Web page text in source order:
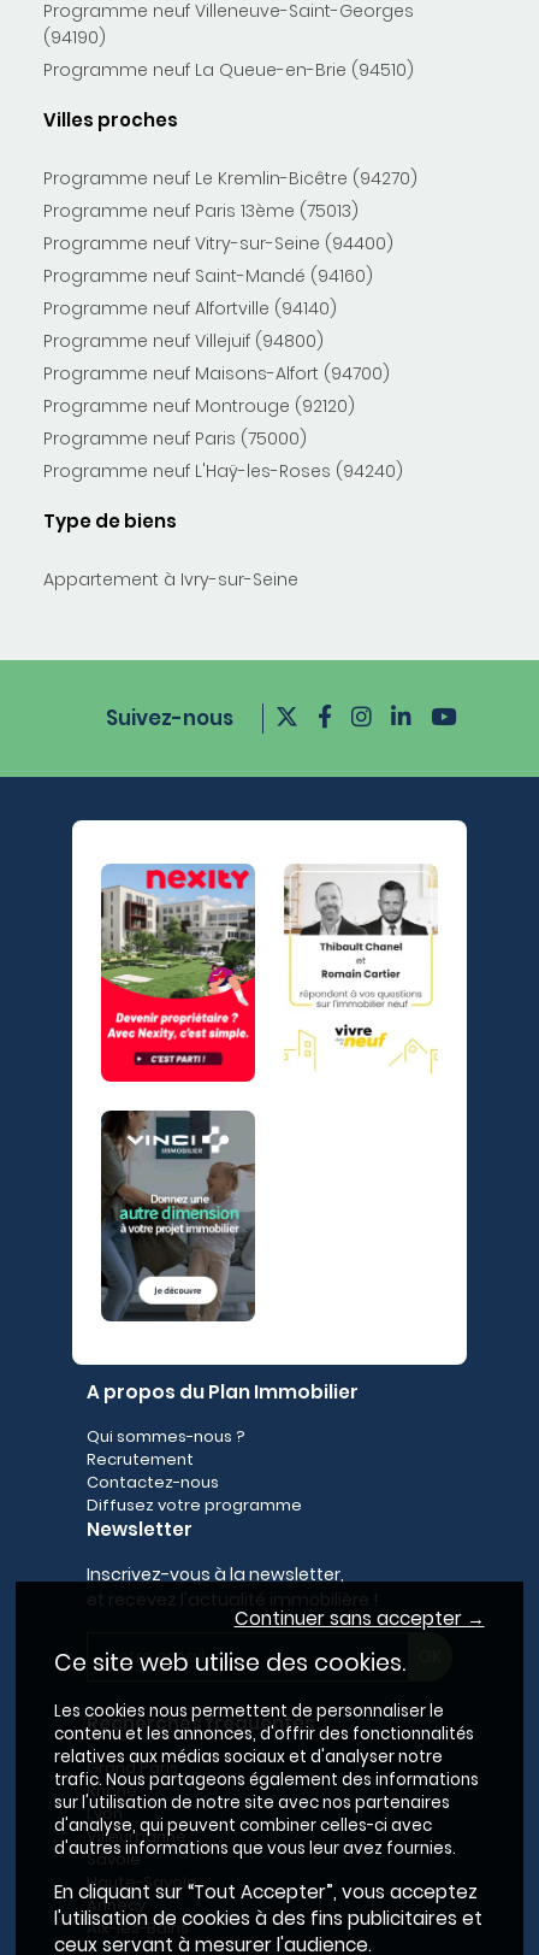
Programme neuf Villeneuve-Saint-Georges
(94190)
Programme neuf La Queue-en-Brie (94510)
Villes proches
Programme neuf Le Kremlin-Bicêtre (94270)
Programme neuf Paris 13ème (75013)
Programme neuf Vitry-sur-Seine (94400)
Programme neuf Saint-Mandé (94160)
Programme neuf Alfortville (94140)
Programme neuf Villejuif (94800)
Programme neuf Maisons-Alfort (94700)
Programme neuf Montrouge (92120)
Programme neuf Paris (75000)
Programme neuf L'Haÿ-les-Roses (94240)
Type de biens
Appartement à Ivry-sur-Seine
Suivez-nous
A propos du Plan Immobilier
Qui sommes-nous ?
Recrutement
Contactez-nous
Diffusez votre programme
Newsletter
Inscrivez-vous à la newsletter,
Recherches fréquentes
Grand Paris
Rhône
Lyon
Villeurbanne
Savoie
Haute-Savoie
Annecy
Aix-les-Bains
Continuer sans accepter →
Ce site web utilise des cookies.
Les cookies nous permettent de personnaliser le
contenu et les annonces, d'offrir des fonctionnalités
relatives aux médias sociaux et d'analyser notre
trafic. Nous partageons également des informations
sur l'utilisation de notre site avec nos partenaires
d'analyse, qui peuvent combiner celles-ci avec
d'autres informations que vous leur avez fournies.
En cliquant sur “Tout Accepter”, vous acceptez
l'utilisation de cookies à des fins publicitaires et
ceux servant à mesurer l'audience.